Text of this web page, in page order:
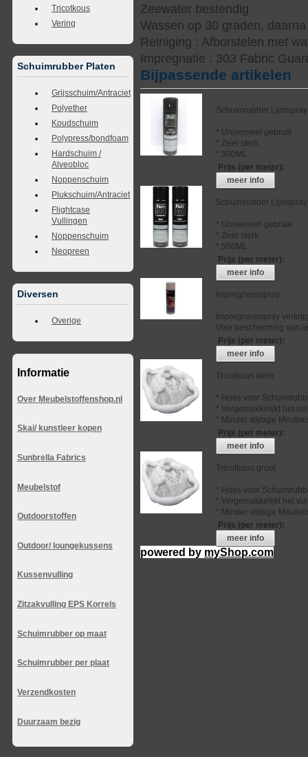
Tricotkous
Vering
Schuimrubber Platen
Grijsschuim/Antraciet
Polyether
Koudschuim
Polypress/bondfoam
Hardschuim /
Alveobloc
Noppenschuim
Plukschuim/Antraciet
Flightcase
Vullingen
Noppenschuim
Neopreen
Diversen
Overige
Informatie
Over Meubelstoffenshop.nl
Skai/ kunstleer kopen
Sunbrella Fabrics
Meubelstof
Outdoorstoffen
Outdoor/ loungekussens
Kussenvulling
Zitzakvulling EPS Korrels
Schuimrubber op maat
Schuimrubber per plaat
Verzendkosten
Duurzaam bezig
Zeewater bestendig
Wassen op 30 graden,
Reiniging : Afborstelen met
Impregnatie : 303 Fabric
Bijpassende artikelen
Schuimrubber Lijmspray
* Universeel gebruik
* Zeer sterk
* 500ML
Prijs (per meter):
meer info
Schuimrubber
* Universeel gebruik
* Zeer sterk
* 500ML
Prijs (per meter):
meer info
Impregneerspray
Impregneerspray
Voor bescherming van
Prijs (per meter):
meer info
Tricotkous klein
* Hoes voor
* Vergemakkelijkt het
* Minder slijtage
Prijs (per meter):
meer info
Tricotkous groot
* Hoes voor
* Vergemakkelijkt het
* Minder slijtage
Prijs (per meter):
meer info
powered by myShop.com